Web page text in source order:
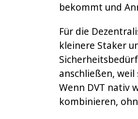
bekommt und
Für die
kleinere Staker
anschließen,
Wenn DVT nativ
kombinieren,